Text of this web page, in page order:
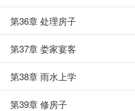
第36章 处理房子
第37章 娄家宴客
第38章 雨水上学
第39章 修房子